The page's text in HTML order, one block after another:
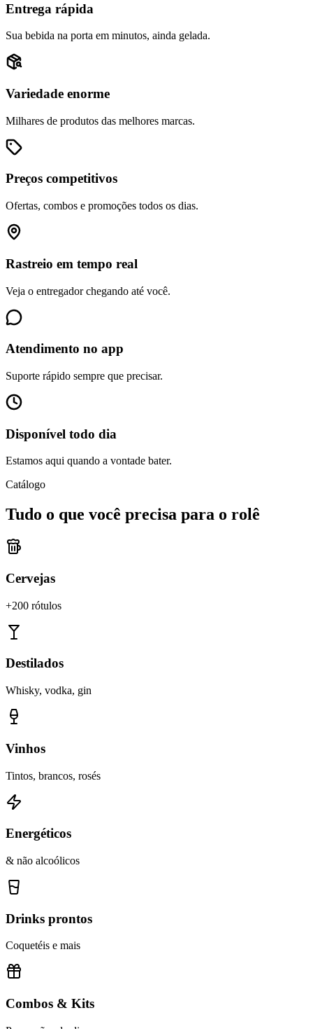
Entrega rápida
Sua bebida na porta em minutos, ainda gelada.
Variedade enorme
Milhares de produtos das melhores marcas.
Preços competitivos
Ofertas, combos e promoções todos os dias.
Rastreio em tempo real
Veja o entregador chegando até você.
Atendimento no app
Suporte rápido sempre que precisar.
Disponível todo dia
Estamos aqui quando a vontade bater.
Catálogo
Tudo o que você precisa para o rolê
Cervejas
+200 rótulos
Destilados
Whisky, vodka, gin
Vinhos
Tintos, brancos, rosés
Energéticos
& não alcoólicos
Drinks prontos
Coquetéis e mais
Combos & Kits